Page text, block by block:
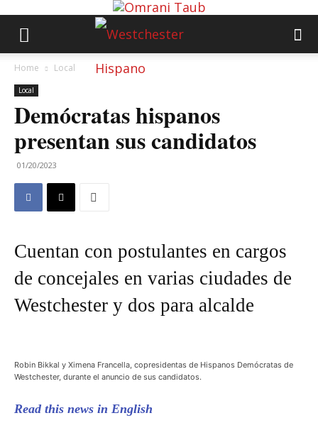
Home Local
Local
Demócratas hispanos
presentan sus candidatos
01/20/2023
Cuentan con postulantes en cargos
de concejales en varias ciudades de
Westchester y dos para alcalde
Robin Bikkal y Ximena Francella, copresidentas de Hispanos Demócratas de
Westchester, durante el anuncio de sus candidatos.
Read this news in English